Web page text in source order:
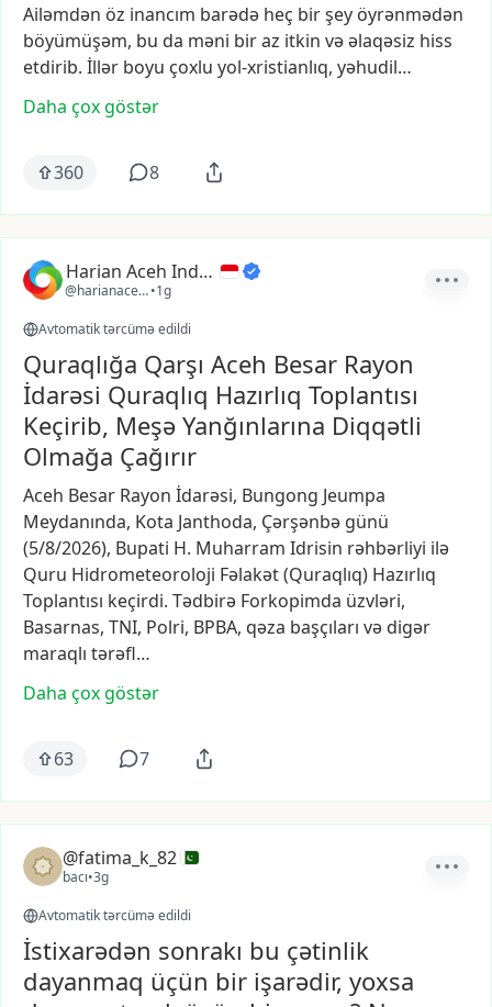
Ailəmdən öz inancım barədə heç birşey öyrənmədən
böyümüşəm, bu da məni biraz itkin vəəlaqəsiz hiss
etdirib. İllər boyu çoxlu yol-xristianlıq, yəhudil…
Daha çox göstər
360 8
Harian Aceh Indonesia
@harianacehindonesia
•1g
Avtomatik tərcümə edildi
Quraqlığa Qarşı Aceh Besar Rayon
İdarəsi Quraqlıq Hazırlıq Toplantısı
Keçirib, Meşə Yanğınlarına Diqqətli
Olmağa Çağırır
Aceh Besar Rayon İdarəsi, Bungong Jeumpa
Meydanında, Kota Janthoda, Çərşənbə günü
(5/8/2026), Bupati H. Muharram Idrisin rəhbərliyi ilə
Quru Hidrometeoroloji Fəlakət(Quraqlıq) Hazırlıq
Toplantısı keçirdi. Tədbirə Forkopimda üzvləri,
Basarnas, TNI, Polri, BPBA, qəza başçıları və digər
maraqlı tərəfl…
Daha çox göstər
63 7
@fatima_k_82
bacı•3g
Avtomatik tərcümə edildi
İstixarədən sonrakı bu çətinlik
dayanmaq üçün bir işarədir, yoxsa